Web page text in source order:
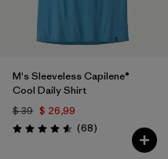
M's Sleeveless Capilene®
Cool Daily Shirt
$ 39 $ 26,99
Valoración: 4.6 / 5
(68Comentarios
)